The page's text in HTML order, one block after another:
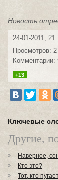
Новость
24-01-2011,
Просмотров:
Комментарии:
+13
Ключевые
Другие,
Наверное,
Кто это?
Тот, кто